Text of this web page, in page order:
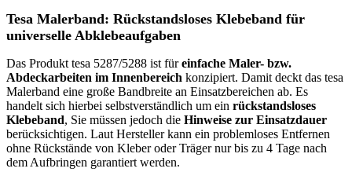
Tesa Malerband: Rückstandsloses Klebeband für
universelle Abklebeaufgaben
Das Produkt tesa 5287/5288 ist füreinfache Maler- bzw.
Abdeckarbeiten im Innenbereich konzipiert. Damit deckt das tesa
Malerband eine große Bandbreite an Einsatzbereichen ab. Es
handelt sich hierbei selbstverständlich um ein rückstandsloses
Klebeband, Sie müssen jedoch die Hinweise zur Einsatzdauer
berücksichtigen. Laut Hersteller kann ein problemloses Entfernen
ohne Rückstände von Kleber oder Träger nur bis zu 4 Tage nach
dem Aufbringen garantiert werden.